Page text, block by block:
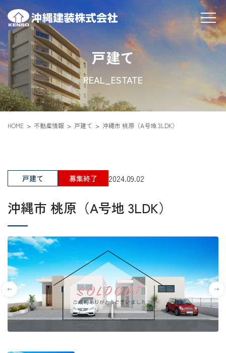
戸建て
REAL_ESTATE
HOME 不動産情報 戸建て 沖縄市 桃原（A号地 3LDK）
戸建て 募集終了 2024.09.02
沖縄市 桃原（A号地 3LDK）